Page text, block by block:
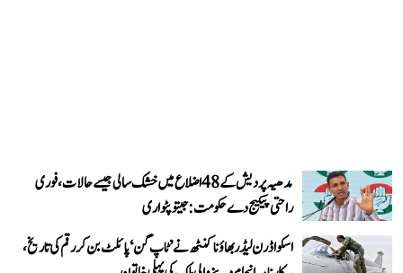
مدھیہ پردیش کے 48 اضلاع میں خشک سالی جیسے حالات، فوری
راحتی پیکیج دے حکومت: جیتو پٹواری
اسکواڈرن لیڈر بھاؤنا کنٹھ نے ’ٹاپ گن‘ پائلٹ بن کر رقم کی تاریخ،